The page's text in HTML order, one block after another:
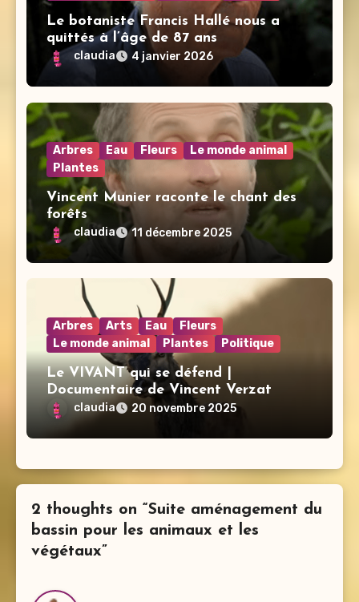
Le botaniste Francis Hallé nous a
quittés à l’âge de 87 ans
claudia 4 janvier 2026
Arbres Eau Fleurs
Le monde animal
Plantes
Vincent Munier raconte le chant des
forêts
claudia 11 décembre 2025
Arbres Arts Eau
Fleurs
Le monde animal
Plantes Politique
Le VIVANT qui se défend |
Documentaire de Vincent Verzat
claudia 20 novembre 2025
2 thoughts on “Suite aménagement du
bassin pour les animaux et les
végétaux”